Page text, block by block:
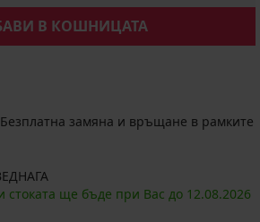
В КОШНИЦАТА
Безплатна замяна и връщане в рамките
стоката ще бъде при Вас до 12.08.2026